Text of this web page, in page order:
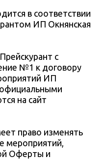
в соответствии
ИП Окнянская
с
№1 к договору
ИП
на сайт
право изменять
мероприятий,
Оферты и